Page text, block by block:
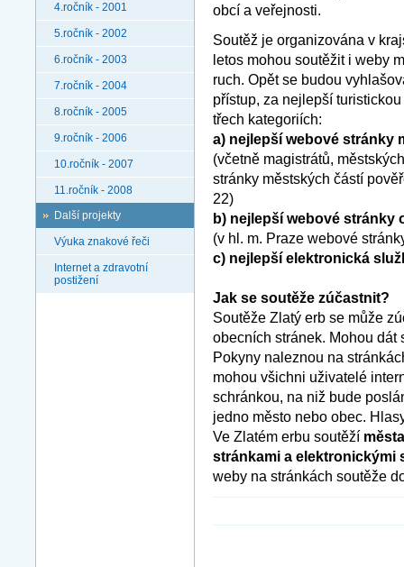
4.ročník - 2001
5.ročník - 2002
6.ročník - 2003
7.ročník - 2004
8.ročník - 2005
9.ročník - 2006
10.ročník - 2007
11.ročník - 2008
Další projekty
Výuka znakové řeči
Internet a zdravotní
postižení
obcí a veřejnosti.
Soutěž je organizována v
letos mohou soutěžit i weby
ruch. Opět se budou
přístup, za nejlepší
třech kategoriích:
a) nejlepší webové stránky
(včetně magistrátů,
stránky městských částí
22)
b) nejlepší webové stránky
(v hl. m. Praze webové
c) nejlepší elektronická
Jak se soutěže zúčastnit?
Soutěže Zlatý erb se může
obecních stránek. Mohou dát
Pokyny naleznou na
mohou všichni uživatelé
schránkou, na niž bude
jedno město nebo obec.
Ve Zlatém erbu soutěží
stránkami a elektronickými
weby na stránkách soutěže